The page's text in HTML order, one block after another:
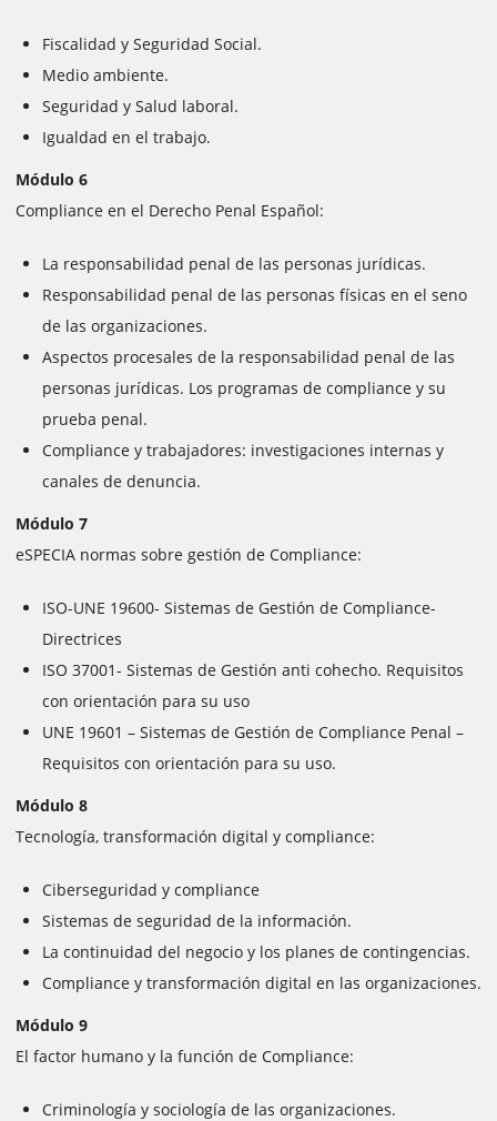
Fiscalidad y Seguridad Social.
Medio ambiente.
Seguridad y Salud laboral.
Igualdad en el trabajo.
Módulo 6
Compliance en el Derecho Penal Español:
La responsabilidad penal de las personas jurídicas.
Responsabilidad penal de las personas físicas en el seno
de las organizaciones.
Aspectos procesales de la responsabilidad penal de las
personas jurídicas. Los programas de compliance y su
prueba penal.
Compliance y trabajadores: investigaciones internas y
canales de denuncia.
Módulo 7
eSPECIA normas sobre gestión de Compliance:
ISO-UNE 19600- Sistemas de Gestión de Compliance-
Directrices
ISO 37001- Sistemas de Gestión anti cohecho. Requisitos
con orientación para su uso
UNE 19601 – Sistemas de Gestión de Compliance Penal –
Requisitos con orientación para su uso.
Módulo 8
Tecnología, transformación digital y compliance:
Ciberseguridad y compliance
Sistemas de seguridad de la información.
La continuidad del negocio y los planes de contingencias.
Compliance y transformación digital en las organizaciones.
Módulo 9
El factor humano y la función de Compliance:
Criminología y sociología de las organizaciones.